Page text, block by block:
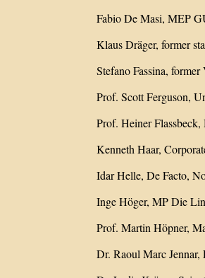
Fabio De Masi, MEP
Klaus Dräger, former
Stefano Fassina,
Prof. Scott Ferguson,
Prof. Heiner
Kenneth Haar,
Idar Helle, De Facto,
Inge Höger, MP Die
Prof. Martin Höpner,
Dr. Raoul Marc Jennar,